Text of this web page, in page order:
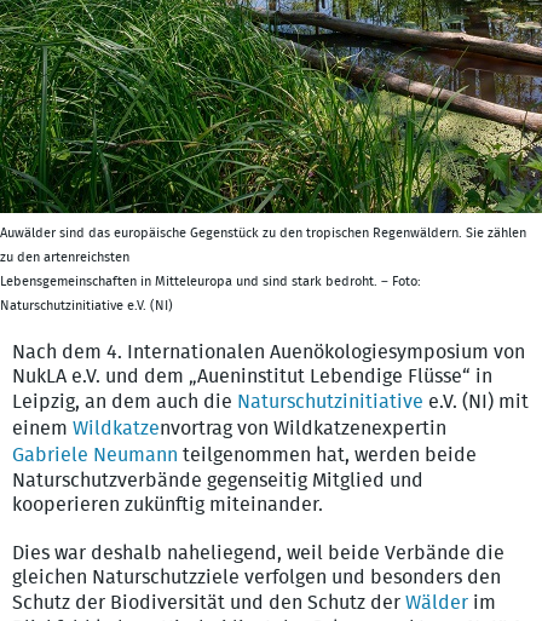
Auwälder sind das europäische Gegenstück zu den tropischen Regenwäldern. Sie zählen
zu den artenreichsten
Lebensgemeinschaften in Mitteleuropa und sind stark bedroht. – Foto:
Naturschutzinitiative e.V. (NI)
Nach dem 4. Internationalen Auenökologiesymposium von
NukLA e.V. und dem „Aueninstitut Lebendige Flüsse“ in
Leipzig, an dem auch die Naturschutzinitiative e.V. (NI) mit
einem Wildkatzenvortrag von Wildkatzenexpertin
Gabriele Neumann teilgenommen hat, werden beide
Naturschutzverbände gegenseitig Mitglied und
kooperieren zukünftig miteinander.
Dies war deshalb naheliegend, weil beide Verbände die
gleichen Naturschutzziele verfolgen und besonders den
Schutz der Biodiversität und den Schutz der Wälder im